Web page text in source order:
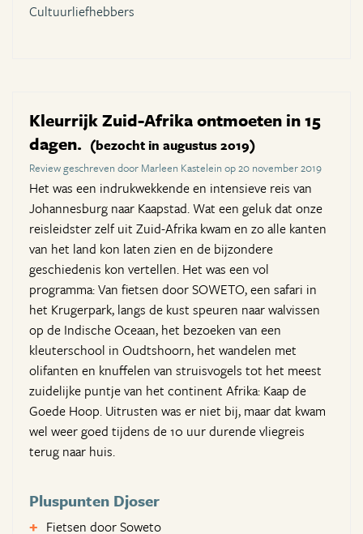
Cultuurliefhebbers
Kleurrijk Zuid-Afrika ontmoeten in 15
dagen. (bezocht in augustus 2019)
Review geschreven door Marleen Kastelein op 20 november 2019
Het was een indrukwekkende en intensieve reis van
Johannesburg naar Kaapstad. Wat een geluk dat onze
reisleidster zelf uit Zuid-Afrika kwam en zo alle kanten
van het land kon laten zien en de bijzondere
geschiedenis kon vertellen. Het was een vol
programma: Van fietsen door SOWETO, een safari in
het Krugerpark, langs de kust speuren naar walvissen
op de Indische Oceaan, het bezoeken van een
kleuterschool in Oudtshoorn, het wandelen met
olifanten en knuffelen van struisvogels tot het meest
zuidelijke puntje van het continent Afrika: Kaap de
Goede Hoop. Uitrusten was er niet bij, maar dat kwam
wel weer goed tijdens de 10 uur durende vliegreis
terug naar huis.
Pluspunten Djoser
Fietsen door Soweto